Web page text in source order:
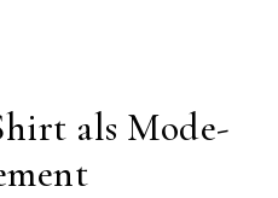
als Mode-